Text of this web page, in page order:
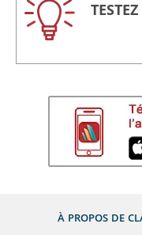
À PROPOS DE